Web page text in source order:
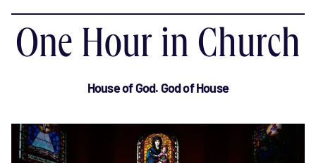
One Hour in Church
House of God. God of House